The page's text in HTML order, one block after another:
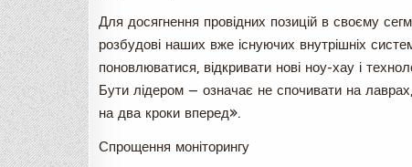
Для досягнення провідних позицій в своєму
розбудові наших вже існуючих внутрішніх
поновлюватися, відкривати нові ноу-хау і
Бути лідером — означає не спочивати на
на два кроки вперед».
Спрощення моніторингу